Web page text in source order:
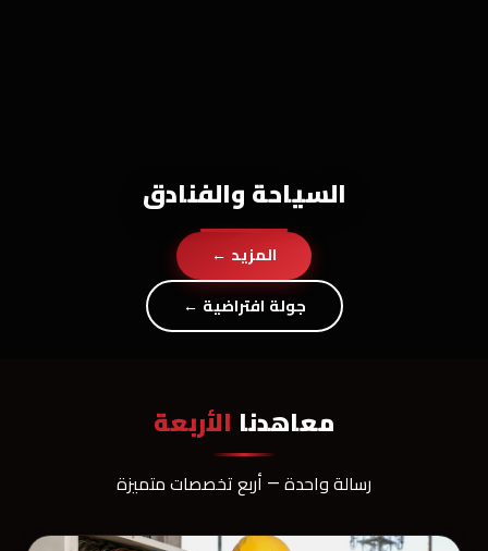
السياحة والفنادق
المزيد ←
جولة افتراضية ←
معاهدنا الأربعة
رسالة واحدة — أربع تخصصات متميزة